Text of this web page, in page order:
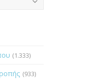
(1.333)
(933)